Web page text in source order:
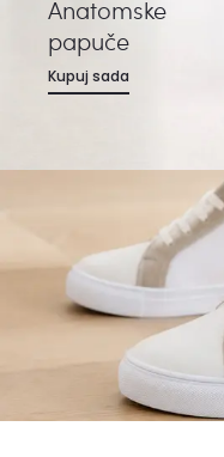
Anatomske
papuče
Kupuj sada